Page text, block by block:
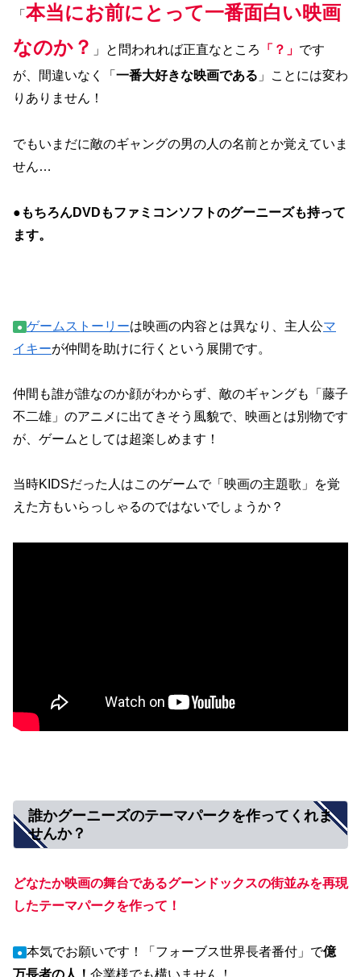
「 本当にお前にとって一番面白い映画
なのか？ 」と問われれば正直なところ 「 ？ 」 です
が、間違いなく「 一番大好きな映画である 」ことには変わ
りありません！
でもいまだに敵のギャングの男の人の名前とか覚えていま
せん…
● もちろんDVDもファミコンソフトのグーニーズも持って
ます。
● ゲームストーリーは映画の内容とは異なり、主人公マ
イキーが仲間を助けに行くという展開です。
仲間も誰が誰なのか顔がわからず、敵のギャングも「藤子
不二雄」のアニメに出てきそう風貌で、映画とは別物です
が、ゲームとしては超楽しめます！
当時KIDSだった人はこのゲームで「映画の主題歌」を覚
えた方もいらっしゃるのではないでしょうか？
誰かグーニーズのテーマパークを作ってくれま
せんか？
どなたか映画の舞台であるグーンドックスの街並みを再現
したテーマパークを作って！
● 本気でお願いです！「フォーブス世界長者番付」で億
万長者の人！ 企業様でも構いません！